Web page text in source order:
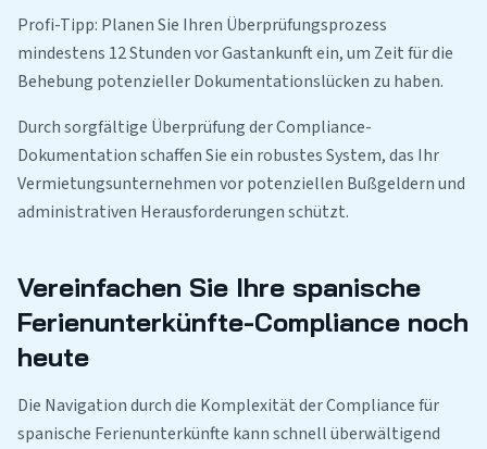
Profi-Tipp: Planen Sie Ihren Überprüfungsprozess
mindestens 12 Stunden vor Gastankunft ein, um Zeit für die
Behebung potenzieller Dokumentationslücken zu haben.
Durch sorgfältige Überprüfung der Compliance-
Dokumentation schaffen Sie ein robustes System, das Ihr
Vermietungsunternehmen vor potenziellen Bußgeldern und
administrativen Herausforderungen schützt.
Vereinfachen Sie Ihre spanische
Ferienunterkünfte-Compliance noch
heute
Die Navigation durch die Komplexität der Compliance für
spanische Ferienunterkünfte kann schnell überwältigend